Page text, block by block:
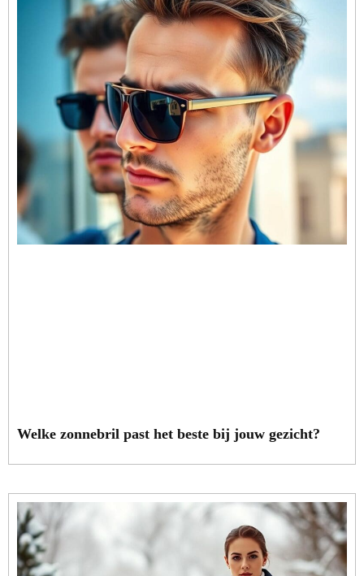
Welke zonnebril past het beste bij jouw gezicht?